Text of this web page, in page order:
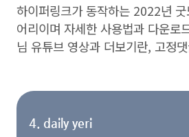
하이퍼링크가 동작하는 2022년
어리이며 자세한 사용법과 다운로
님 유튜브 영상과 더보기란, 고정
4. daily yeri